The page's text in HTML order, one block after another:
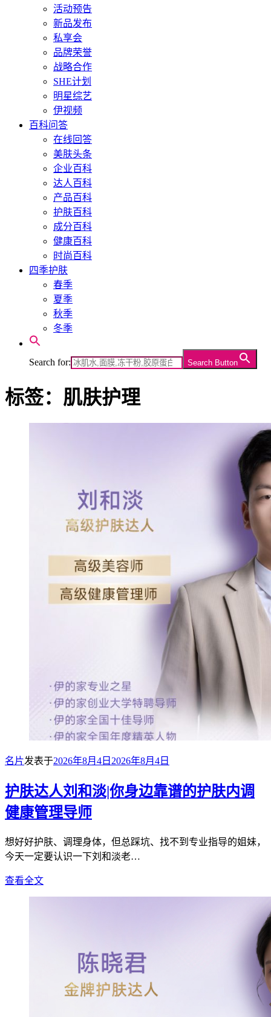
活动预告
新品发布
私享会
品牌荣誉
战略合作
SHE计划
明星综艺
伊视频
百科问答
在线回答
美肤头条
企业百科
达人百科
产品百科
护肤百科
成分百科
健康百科
时尚百科
四季护肤
春季
夏季
秋季
冬季
Search for: Search Button
标签：肌肤护理
名片发表于2026年8月4日 2026年8月4日
护肤达人刘和淡|你身边靠谱的护肤内调
健康管理导师
想好好护肤、调理身体，但总踩坑、找不到专业指导的姐妹，
今天一定要认识一下刘和淡老…
查看全文